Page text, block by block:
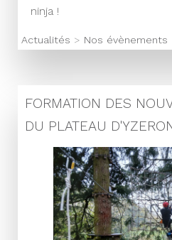
ninja !
Actualités > Nos évènements
FORMATION DES
DU PLATEAU